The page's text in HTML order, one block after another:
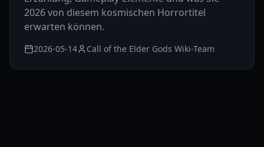
2026 von diesem kosmischen Horrortitel
erwarten können.
2026-05-14 Call of the Elder Gods Wiki-Team